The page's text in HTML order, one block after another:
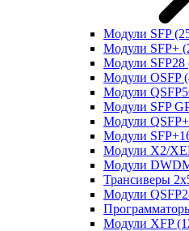
Модули SFP
Модули SFP+
Модули SFP28
Модули OSFP
Модули
Модули SFP
Модули QSFP+
Модули
Модули X2/
Модули
Трансиверы
Модули
Модули XFP